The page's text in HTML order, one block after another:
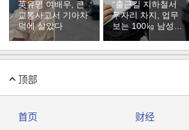
英유명 여배우, 큰
교통사고서 기아차
덕에 살았다
“출근길 지하철서
두자리 차지, 업무
보는 100㎏ 남성…
부딪히면 신경질”
顶部
首页 财经